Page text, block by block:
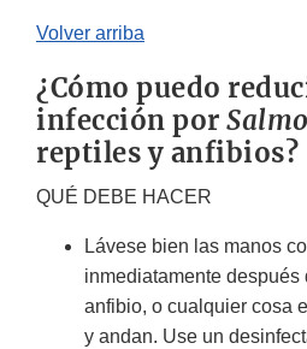
Volver arriba
¿Cómo puedo
infección por
reptiles y anfibios?
QUÉ DEBE HACER
Lávese bien las manos
inmediatamente después
anfibio, o cualquier cosa
y andan. Use un